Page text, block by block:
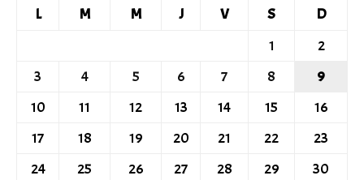
L
M M J V S
D
1
2
3
4 5 6 7 8
9
10
11 12 13 14 15
16
17
18 19 20 21 22
23
24
25 26 27 28 29
30